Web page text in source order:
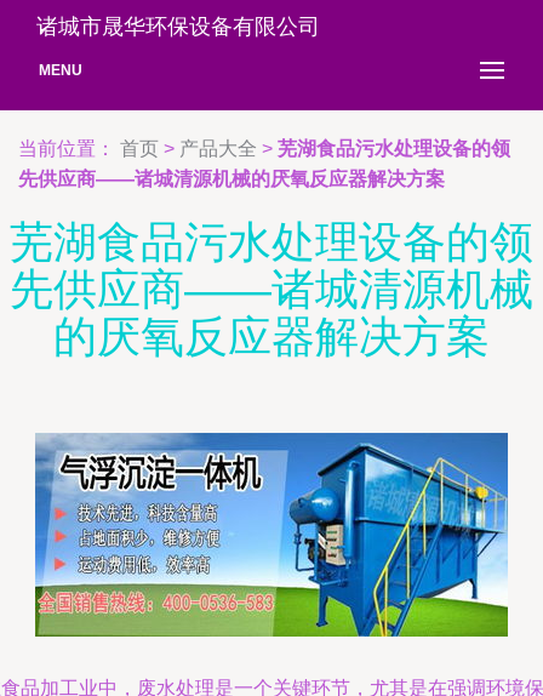
诸城市晟华环保设备有限公司
MENU
当前位置： 首页 > 产品大全 > 芜湖食品污水处理设备的领
先供应商——诸城清源机械的厌氧反应器解决方案
芜湖食品污水处理设备的领
先供应商——诸城清源机械
的厌氧反应器解决方案
品加工业中，废水处理是一个关键环节，尤其是在强调环境保